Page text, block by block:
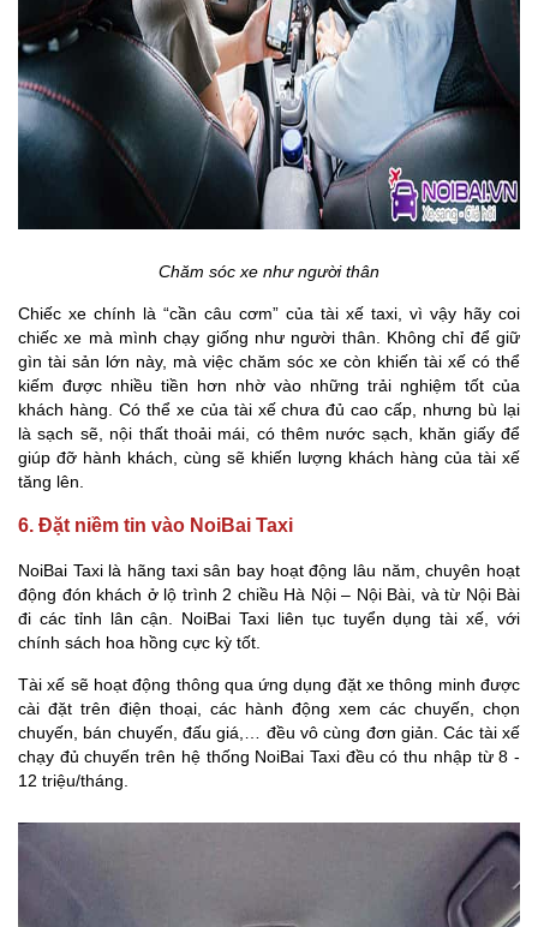
Chăm sóc xe như người thân
Chiếc xe chính là “cần câu cơm” của tài xế taxi, vì vậy hãy coi
chiếc xe mà mình chạy giống như người thân. Không chỉ để giữ
gìn tài sản lớn này, mà việc chăm sóc xe còn khiến tài xế có thể
kiếm được nhiều tiền hơn nhờ vào những trải nghiệm tốt của
khách hàng. Có thể xe của tài xế chưa đủ cao cấp, nhưng bù lại
là sạch sẽ, nội thất thoải mái, có thêm nước sạch, khăn giấy để
giúp đỡ hành khách, cùng sẽ khiến lượng khách hàng của tài xế
tăng lên.
6. Đặt niềm tin vào NoiBai Taxi
NoiBai Taxi là hãng taxi sân bay hoạt động lâu năm, chuyên hoạt
động đón khách ở lộ trình 2 chiều Hà Nội – Nội Bài, và từ Nội Bài
đi các tỉnh lân cận. NoiBai Taxi liên tục tuyển dụng tài xế, với
chính sách hoa hồng cực kỳ tốt.
Tài xế sẽ hoạt động thông qua ứng dụng đặt xe thông minh được
cài đặt trên điện thoại, các hành động xem các chuyến, chọn
chuyến, bán chuyến, đấu giá,… đều vô cùng đơn giản. Các tài xế
chạy đủ chuyến trên hệ thống NoiBai Taxi đều có thu nhập từ 8 -
12 triệu/tháng.